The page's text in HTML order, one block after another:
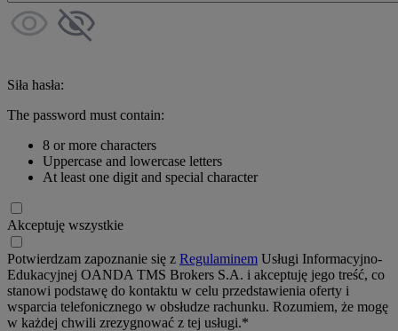
Siła hasła:
The password must contain:
8 or more characters
Uppercase and lowercase letters
At least one digit and special character
Akceptuję wszystkie
Potwierdzam zapoznanie się z Regulaminem Usługi Informacyjno-
Edukacyjnej OANDA TMS Brokers S.A. i akceptuję jego treść, co
stanowi podstawę do kontaktu w celu przedstawienia oferty i
wsparcia telefonicznego w obsłudze rachunku. Rozumiem, że mogę
w każdej chwili zrezygnować z tej usługi.*